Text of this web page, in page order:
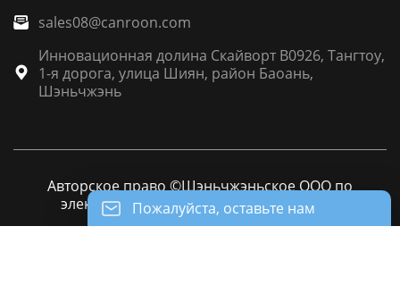
Пожалуйста, оставьте нам
 sales08@canroon.com

Инновационная долина Скайворт B0926, Тангтоу,
1-я дорога, улица Шиян, район Баоань,
Шэньчжэнь
Авторское право ©Шэньчжэньское ООО по
электрооборудования Канрун(Canroon)